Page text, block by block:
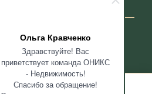
Ольга Кравченко
Здравствуйте! Вас
приветствует команда ОНИКС
- Недвижимость!
Спасибо за обращение!